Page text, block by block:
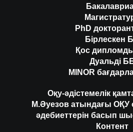
PhD
Бірлескен
Қос
Дуальді
MINOR
Оқу-әдістемелік
М.Әуезов атындағы ОҚУ
әдебиеттерін басып
Контент